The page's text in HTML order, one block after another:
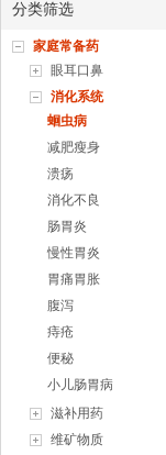
分类筛选
家庭常备药
眼耳口鼻
消化系统
蛔虫病
减肥瘦身
溃疡
消化不良
肠胃炎
慢性胃炎
胃痛胃胀
腹泻
痔疮
便秘
小儿肠胃病
滋补用药
维矿物质